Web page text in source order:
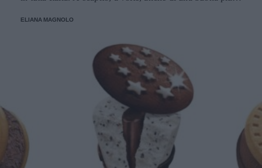
ELIANA MAGNOLO